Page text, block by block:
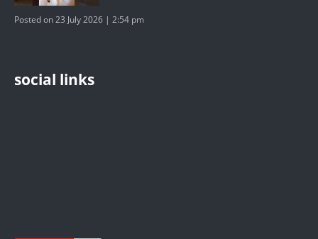
Posted on 23 July 2026 | 2:54 pm
social links